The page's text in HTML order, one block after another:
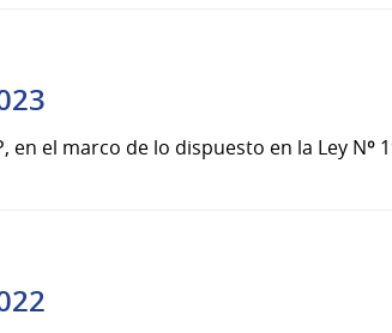
en el marco de lo dispuesto en la Ley Nº